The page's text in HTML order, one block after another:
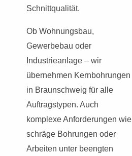
Schnittqualität.
Ob Wohnungsbau,
Gewerbebau oder
Industrieanlage – wir
übernehmen Kernbohrungen
in Braunschweig für alle
Auftragstypen. Auch
komplexe Anforderungen wie
schräge Bohrungen oder
Arbeiten unter beengten